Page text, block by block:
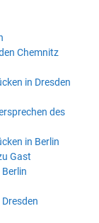
Chemnitz
in Dresden
des
in Berlin
Gast